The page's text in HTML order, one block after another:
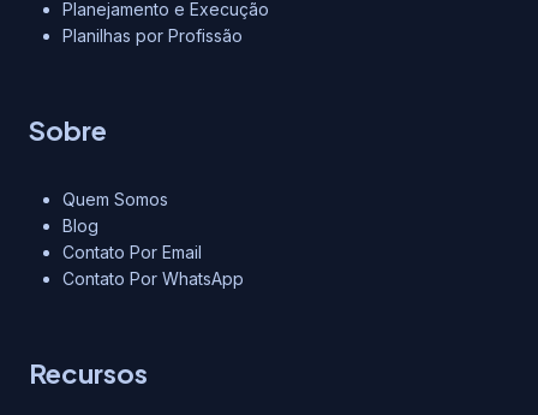
Planejamento e Execução
Planilhas por Profissão
Sobre
Quem Somos
Blog
Contato Por Email
Contato Por WhatsApp
Recursos